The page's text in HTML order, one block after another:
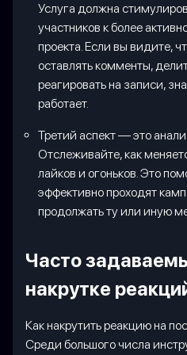
Услуга должна
участников к более
проекта. Если вы видите,
оставлять комменты,
реагировать на записи,
работает.
Третий аспект — это
Отслеживайте, как
лайков и огоньков. Это
эффективно проходят
продолжать ту или иную
Часто
накрутке
Как накрутить реакцию на
Среди большого числа